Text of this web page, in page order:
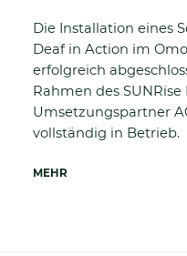
Die Installation eines
Deaf in Action im
erfolgreich
Rahmen des
Umsetzungspartner
vollständig in Betrieb.
MEHR